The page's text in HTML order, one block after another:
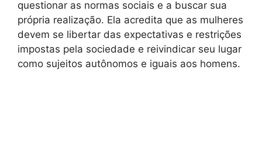
questionar as normas sociais e a buscar sua
própria realização. Ela acredita que as mulheres
devem se libertar das expectativas e restrições
impostas pela sociedade e reivindicar seu lugar
como sujeitos autônomos e iguais aos homens.